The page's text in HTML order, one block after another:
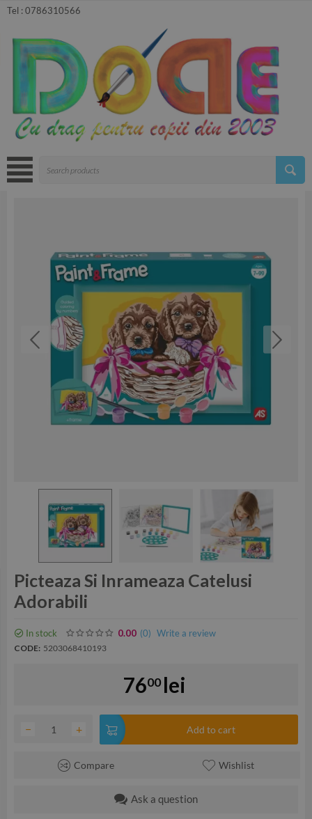
Tel :0786310566
Picteaza Si Inrameaza Catelusi
Adorabili
In stock 0.00 (0) Write a review
CODE: 5203068410193
7600 lei
+
− Add to cart
Compare Wishlist
Ask a question